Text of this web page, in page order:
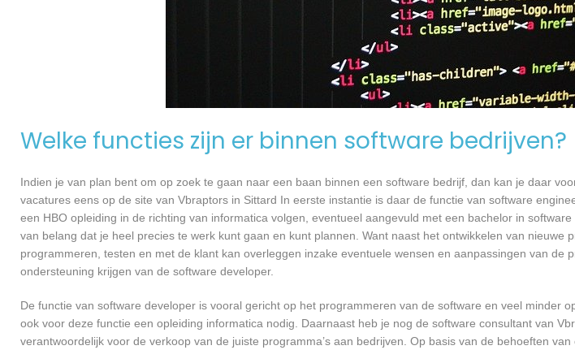
Welke functies zijn er binnen software bedrijven?
Indien je van plan bent om op zoek te gaan naar een baan binnen een software bedrijf, dan kan je daar
vacatures eens op de site van Vbraptors in Sittard In eerste instantie is daar de functie van software
een HBO opleiding in de richting van informatica volgen, eventueel aangevuld met een bachelor in
van belang dat je heel precies te werk kunt gaan en kunt plannen. Want naast het ontwikkelen van nieuwe
programmeren, testen en met de klant kan overleggen inzake eventuele wensen en aanpassingen van de
ondersteuning krijgen van de software developer.
De functie van software developer is vooral gericht op het programmeren van de software en veel minder
ook voor deze functie een opleiding informatica nodig. Daarnaast heb je nog de software consultant van
verantwoordelijk voor de verkoop van de juiste programma’s aan bedrijven. Op basis van de behoeften